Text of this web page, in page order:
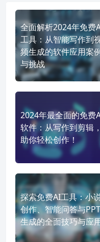
全面解析2024年免费
工具：从智能写作到
频生成的软件应用案
与挑战
2024年最全面的免费
软件：从写作到剪辑，
助你轻松创作！
探索免费AI工具：小
创作、智能问答与PPT
生成的全面技巧与应